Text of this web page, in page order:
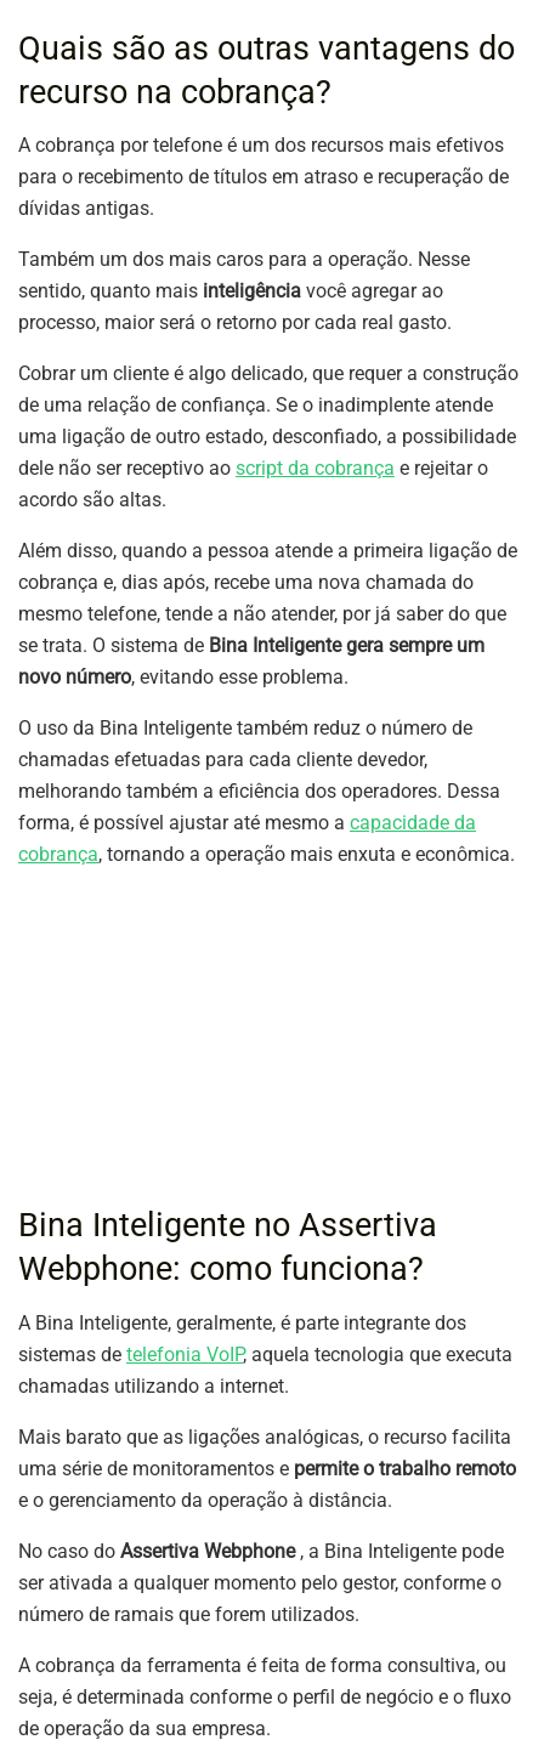
Quais são as outras vantagens do
recurso na cobrança?
A cobrança por telefone é um dos recursos mais efetivos
para o recebimento de títulos em atraso e recuperação de
dívidas antigas.
Também um dos mais caros para a operação. Nesse
sentido, quanto mais inteligência você agregar ao
processo, maior será o retorno por cada real gasto.
Cobrar um cliente é algo delicado, que requer a construção
de uma relação de confiança. Se o inadimplente atende
uma ligação de outro estado, desconfiado, a possibilidade
dele não ser receptivo ao script da cobrança e rejeitar o
acordo são altas.
Além disso, quando a pessoa atende a primeira ligação de
cobrança e, dias após, recebe uma nova chamada do
mesmo telefone, tende a não atender, por já saber do que
se trata. O sistema de Bina Inteligente gera sempre um
novo número, evitando esse problema.
O uso da Bina Inteligente também reduz o número de
chamadas efetuadas para cada cliente devedor,
melhorando também a eficiência dos operadores. Dessa
forma, é possível ajustar até mesmo a capacidade da
cobrança, tornando a operação mais enxuta e econômica.
Bina Inteligente no Assertiva
Webphone: como funciona?
A Bina Inteligente, geralmente, é parte integrante dos
sistemas de telefonia VoIP, aquela tecnologia que executa
chamadas utilizando a internet.
Mais barato que as ligações analógicas, o recurso facilita
uma série de monitoramentos e permite o trabalho remoto
e o gerenciamento da operação à distância.
No caso do Assertiva Webphone , a Bina Inteligente pode
ser ativada a qualquer momento pelo gestor, conforme o
número de ramais que forem utilizados.
A cobrança da ferramenta é feita de forma consultiva, ou
seja, é determinada conforme o perfil de negócio e o fluxo
de operação da sua empresa.